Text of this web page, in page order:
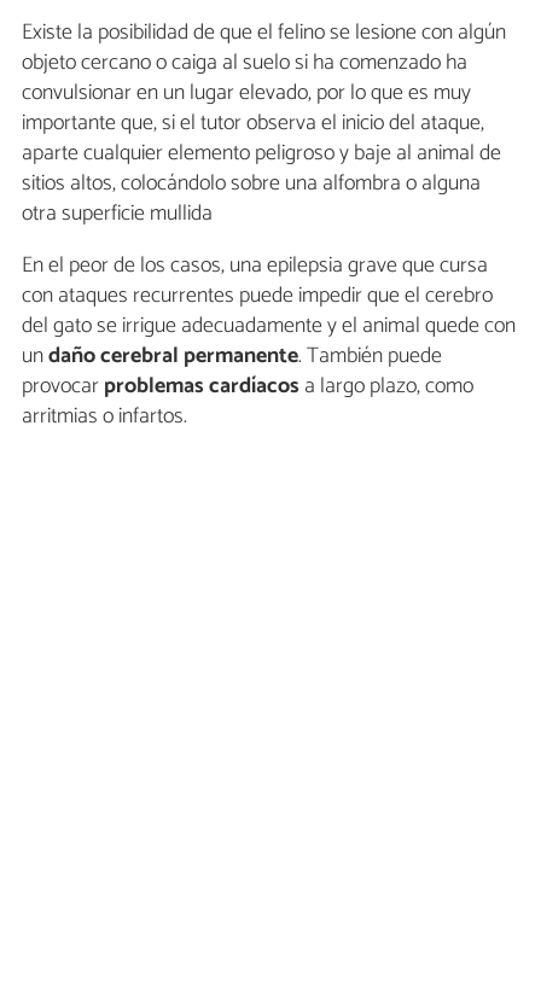
Existe la posibilidad de que el felino se lesione con algún
objeto cercano o caiga al suelo si ha comenzado ha
convulsionar en un lugar elevado, por lo que es muy
importante que, si el tutor observa el inicio del ataque,
aparte cualquier elemento peligroso y baje al animal de
sitios altos, colocándolo sobre una alfombra o alguna
otra superficie mullida
En el peor de los casos, una epilepsia grave que cursa
con ataques recurrentes puede impedir que el cerebro
del gato se irrigue adecuadamente y el animal quede con
undaño cerebral permanente. También puede
provocarproblemas cardíacos a largo plazo, como
arritmias o infartos.